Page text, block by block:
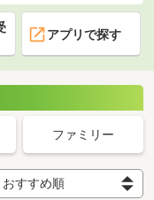
アプリで探す
ファミリー